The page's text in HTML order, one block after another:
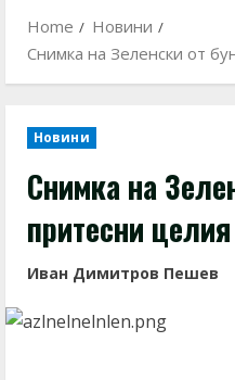
Home
Новини
Снимка на Зеленски от
Новини
Снимка на
притесни
Иван Димитров Пешев